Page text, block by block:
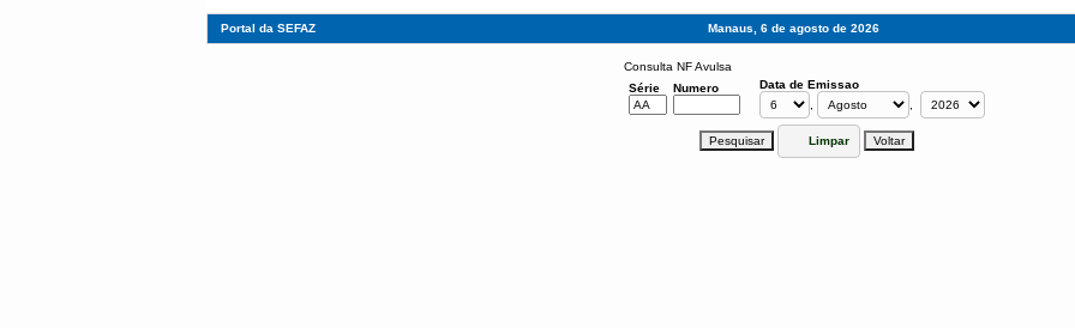
Portal da SEFAZ Manaus, 6 de agosto de 2026
Consulta NF Avulsa
Série
Numero
Data de Emissao